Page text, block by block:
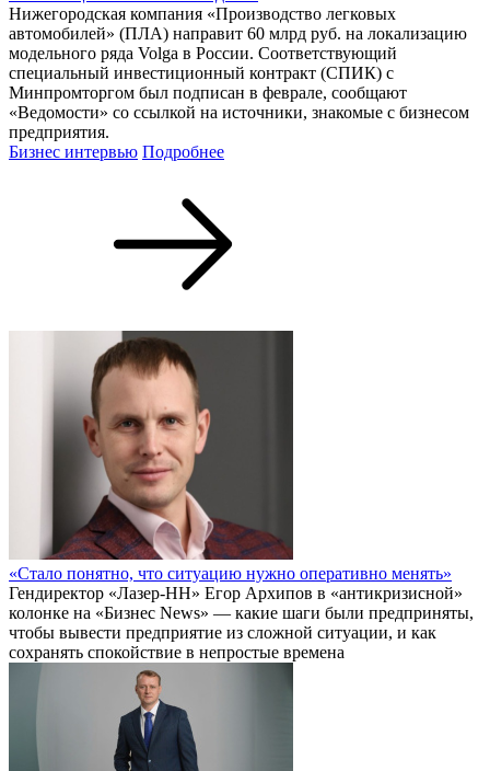
Нижегородская компания «Производство легковых
автомобилей» (ПЛА) направит 60 млрд руб. на локализацию
модельного ряда Volga в России. Соответствующий
специальный инвестиционный контракт (СПИК) с
Минпромторгом был подписан в феврале, сообщают
«Ведомости» со ссылкой на источники, знакомые с бизнесом
предприятия.
Бизнес интервью Подробнее
«Стало понятно, что ситуацию нужно оперативно менять»
Гендиректор «Лазер-НН» Егор Архипов в «антикризисной»
колонке на «Бизнес News» — какие шаги были предприняты,
чтобы вывести предприятие из сложной ситуации, и как
сохранять спокойствие в непростые времена